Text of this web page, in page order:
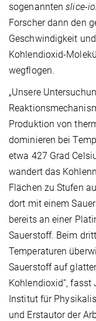
sogenanntenslice-
Forscher dann den
Geschwindigkeit
Kohlendioxid-
wegflogen.
„Unsere
Produktion von
dominieren bei
etwa 427 Grad
wandert das
Flächen zu Stufen
dort mit einem
bereits an einer
Sauerstoff. Beim
Temperaturen
Sauerstoff auf
Kohlendioxid“, fasst
Institut für
und Erstautor der